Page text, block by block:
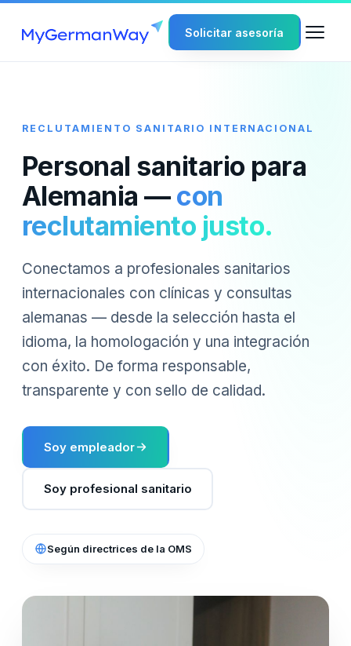
Solicitar asesoría
RECLUTAMIENTO SANITARIO INTERNACIONAL
Personal sanitario para
Alemania —con
reclutamiento justo.
Conectamos a profesionales sanitarios
internacionales con clínicas y consultas
alemanas — desde la selección hasta el
idioma, la homologación y una integración
con éxito. De forma responsable,
transparente y con sello de calidad.
Soy empleador
Soy profesional sanitario
Según directrices de la OMS